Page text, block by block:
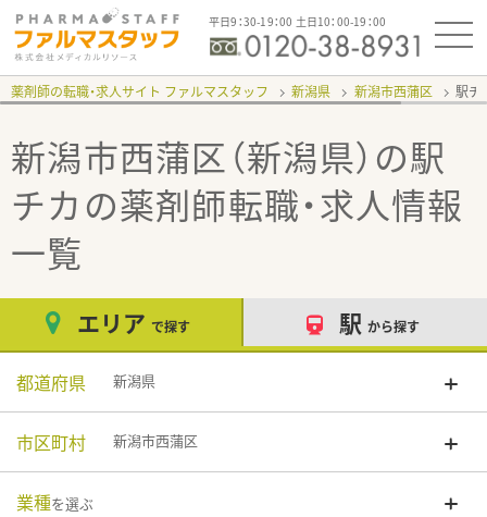
平日9：30-19：00 土日10：00-19：00
薬剤師の転職・求人サイト ファルマスタッフ 新潟県 新潟市西蒲区 駅
新潟市西蒲区（新潟県）の駅
チカの薬剤師転職・求人情報
一覧
エリア で探す 駅 から探す
都道府県 新潟県
市区町村 新潟市西蒲区
業種を選ぶ